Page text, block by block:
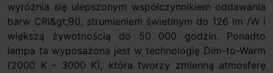
wyróżnia się ulepszonym współczynnikiem oddawania
barw CRI&gt;90, strumieniem świetlnym do 126 lm /W i
większą żywotnością do 50 000 godzin. Ponadto
lampa ta wyposażona jest w technologię Dim-to-Warm
(2000 K - 3000 K), która tworzy zmienną atmosferę